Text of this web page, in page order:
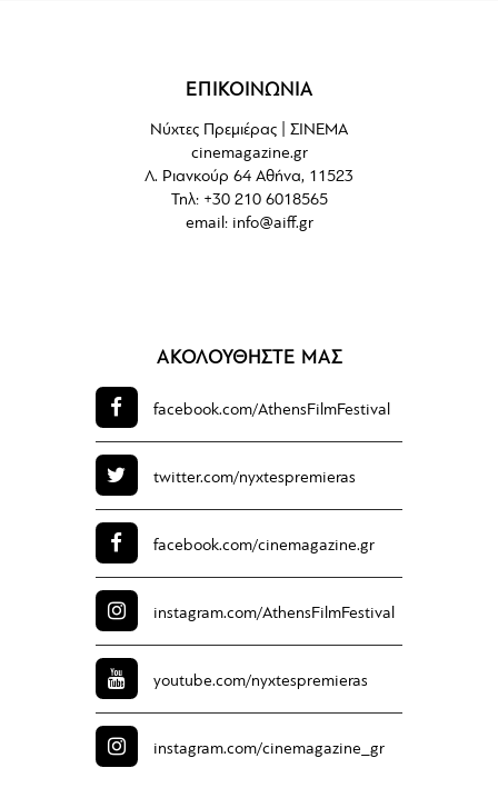
ΕΠΙΚΟΙΝΩΝΙΑ
Νύχτες Πρεμιέρας | ΣΙΝΕΜΑ
cinemagazine.gr
Λ. Ριανκούρ 64 Αθήνα, 11523
Τηλ: +30 210 6018565
email: info@aiff.gr
ΑΚΟΛΟΥΘΗΣΤΕ ΜΑΣ
facebook.com/AthensFilmFestival
twitter.com/nyxtespremieras
facebook.com/cinemagazine.gr
instagram.com/AthensFilmFestival
youtube.com/nyxtespremieras
instagram.com/cinemagazine_gr